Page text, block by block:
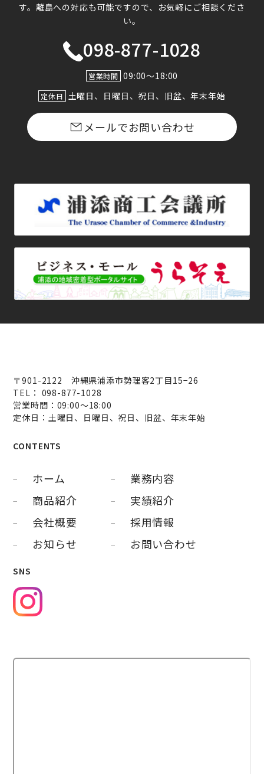
す。 離島への対応も可能ですので、お気軽にご相談くださ
い。
098-877-1028
営業時間 09:00〜18:00
定休日 土曜日、日曜日、祝日、旧盆、年末年始
メールでお問い合わせ
〒901-2122 沖縄県浦添市勢理客2丁目15−26
TEL： 098-877-1028
営業時間：09:00～18:00
定休日：土曜日、日曜日、祝日、旧盆、年末年始
CONTENTS
ホーム
業務内容
商品紹介
実績紹介
会社概要
採用情報
お知らせ
お問い合わせ
SNS